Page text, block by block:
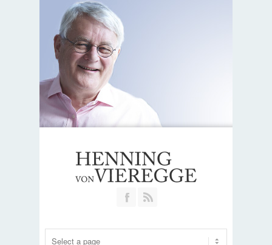
Join our Facebook Group